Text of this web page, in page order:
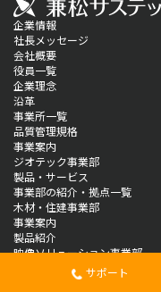
企業情報
社長メッセージ
会社概要
役員一覧
企業理念
沿革
事業所一覧
品質管理規格
事業案内
ジオテック事業部
製品・サービス
事業部の紹介・拠点一覧
木材・住建事業部
事業案内
製品紹介
映像ソリューション事業部
ソリューション
サポート